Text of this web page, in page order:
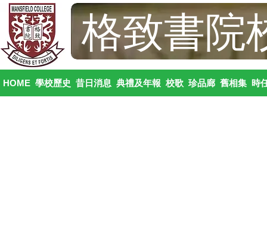
格致書院
HOME 學校歷史 昔日消息 典禮及年報 校歌 珍品廊 舊相集 時